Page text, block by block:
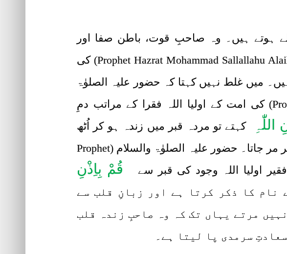
ہوتے ہیں۔ وہ صاحبِ قوت، باطن صفا اور
حضرت محمد مصطفی صلی اللہ علیہ وآلہٖ وسلم (Prophet Hazrat Mohammad Sallallahu Alaihi Wa Alyhe Wasallam) کی
میں غلط نہیں کہتا کہ حضور علیہ الصلوٰۃ
والسلام (Prophet Hazrat Mohammad Sallallahu Alaihi Wa Alyhe Wasallam) کی امت کے اولیا اللہ فقرا کے مراتب دمِ
اللّٰہِ
کہتے تو مردہ قبر میں زندہ ہو کر اُٹھ
کھڑا ہوتا اور زبان سے کلام کرتا اور تقریباً ڈھائی گھنٹے زندہ رہنے کے بعد پھر مر جاتا۔ حضور علیہ الصلوٰۃ والسلام (Prophet
قُمْ بِاِذْنِ
کا ذکر کرتا ہے اور زبانِ قلب سے
مرتے یہاں تک کہ وہ صاحبِ زندہ قلب
سرمدی پا لیتا ہے۔